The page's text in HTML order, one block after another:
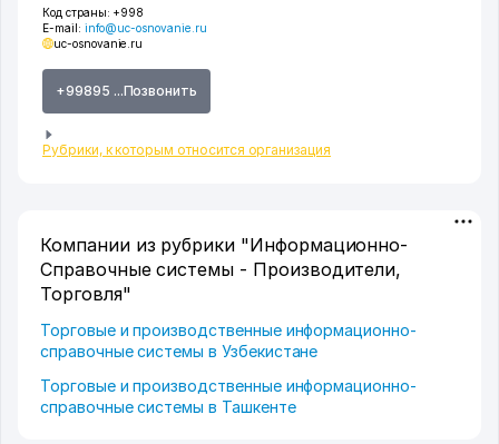
Код страны: +998
E-mail: info@uc-osnovanie.ru
uc-osnovanie.ru
+99895 ...Позвонить
Рубрики, к которым относится организация
Компании из рубрики "Информационно-
Справочные системы - Производители,
Торговля"
Торговые и производственные информационно-
справочные системы в Узбекистане
Торговые и производственные информационно-
справочные системы в Ташкенте